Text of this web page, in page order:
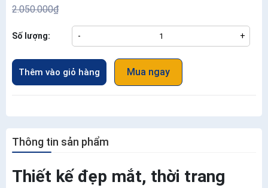
2.050.000₫
Số lượng: - +
Thêm vào giỏ hàng Mua ngay
Thông tin sản phẩm
Thiết kế đẹp mắt, thời trang